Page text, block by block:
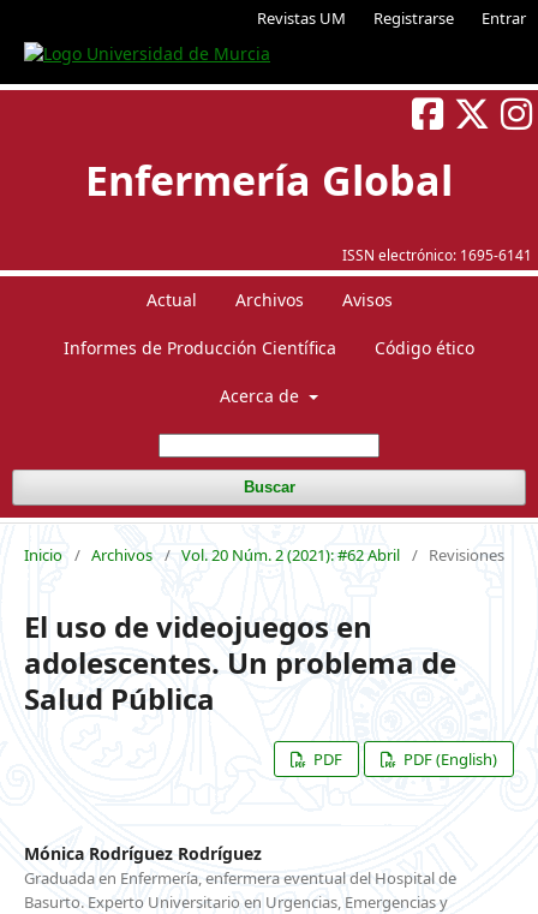
Revistas UM Registrarse Entrar
ISSN electrónico: 1695-6141
Enfermería Global
Actual Archivos Avisos
Informes de Producción Científica Código ético
Acerca de
Buscar
Inicio / Archivos / Vol. 20 Núm. 2 (2021): #62 Abril / Revisiones
El uso de videojuegos en
adolescentes. Un problema de
Salud Pública
PDF PDF (English)
Mónica Rodríguez Rodríguez
Graduada en Enfermería, enfermera eventual del Hospital de
Basurto. Experto Universitario en Urgencias, Emergencias y